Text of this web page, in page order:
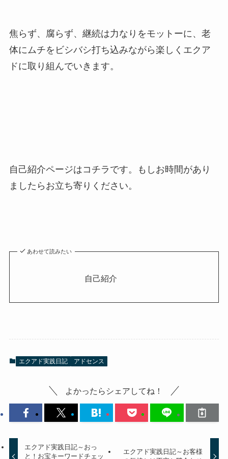
焦らず、腐らず、継続は力なりをモットーに、老
体にムチをビシバシ打ち込みながら楽しくエクア
ドに取り組んでいきます。
自己紹介ページはコチラです。もしお時間があり
ましたらお立ち寄りください。
あわせて読みたい
自己紹介
エクアド実践日記 アドセンス
よかったらシェアしてね！
エクアド実践日記～おっ
と！お宝キーワードチェッ
エクアド実践日記～お客様